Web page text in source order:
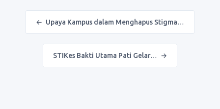
Post navigation
← Upaya Kampus dalam Menghapus Stigma…
STIKes Bakti Utama Pati Gelar… →